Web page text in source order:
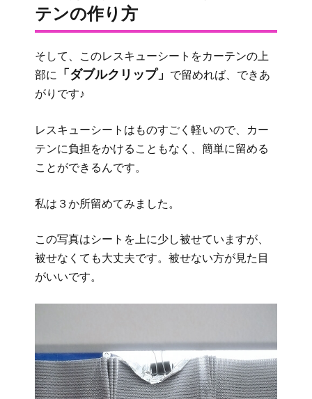
テンの作り方
そして、このレスキューシートをカーテンの上
部に
「ダブルクリップ」
で留めれば、できあ
がりです♪
レスキューシートはものすごく軽いので、カー
テンに負担をかけることもなく、簡単に留める
ことができるんです。
私は３か所留めてみました。
この写真はシートを上に少し被せていますが、
被せなくても大丈夫です。被せない方が見た目
がいいです。